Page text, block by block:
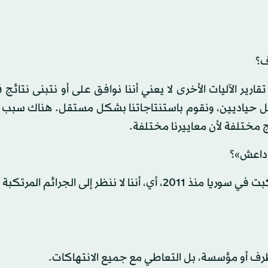
الآليات الأخرى لا يعني أننا نوافق على أو نتبنى نتائج
بل حياديين، ونقوم باستنتاجاتنا بشكل مستقل. هناك
مختلفة لأن معاييرنا مختلفة.
- مسؤوليتنا التحقيق في «الجرائم الأشد خطورة» التي ارتكبت في سوريا منذ 2011، أي، أننا لا ننظر إلى
أو مؤسسة، بل التعاطي مع جميع الانتهاكات.